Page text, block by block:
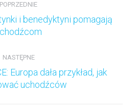
POPRZEDNIE
Poprzedni
wpis:
i benedyktyni pomagają
NASTĘPNE
Następny
wpis:
Europa dała przykład, jak
uchodźców